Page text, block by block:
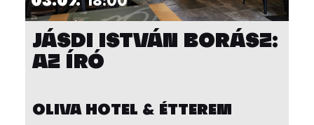
JÁSDI ISTVÁN BORÁSZ:
AZ ÍRÓ
OLIVA HOTEL & ÉTTEREM